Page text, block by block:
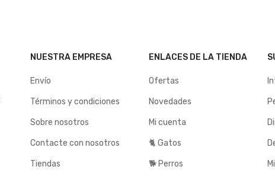
NUESTRA EMPRESA
Envío
Términos y condiciones
Sobre nosotros
Contacte con nosotros
Tiendas
ENLACES DE LA TIENDA
Ofertas
Novedades
Mi cuenta
🐈 Gatos
🐕 Perros